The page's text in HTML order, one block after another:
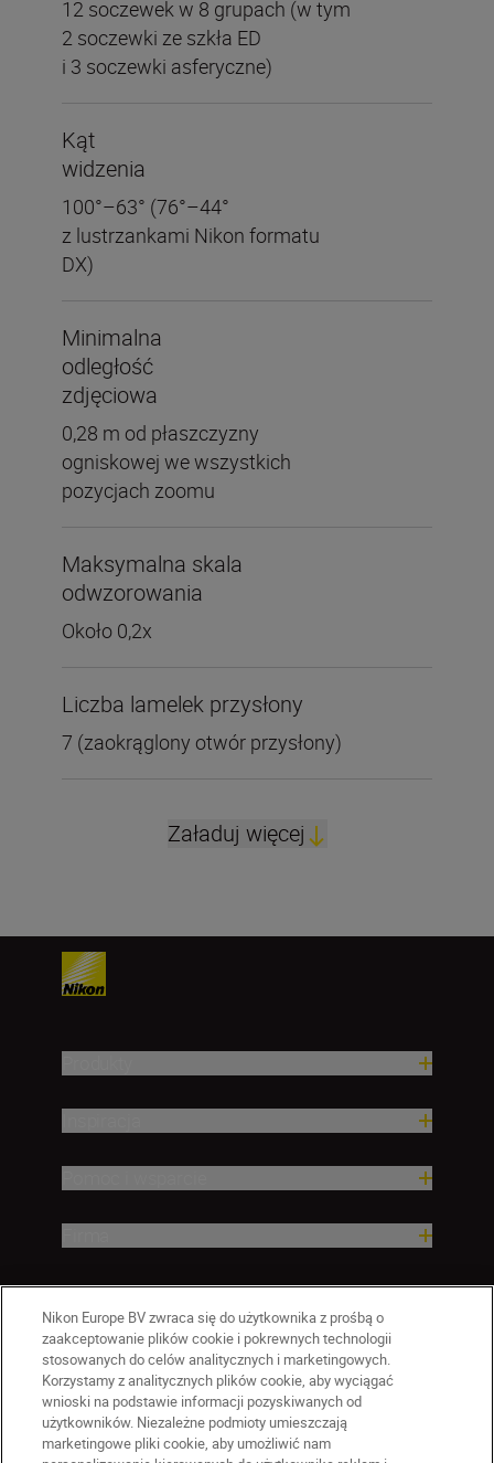
12 soczewek w 8 grupach (w tym
2 soczewki ze szkła ED
i 3 soczewki asferyczne)
Kąt
widzenia
100°–63° (76°–44°
z lustrzankami Nikon formatu
DX)
Minimalna
odległość
zdjęciowa
0,28 m od płaszczyzny
ogniskowej we wszystkich
pozycjach zoomu
Maksymalna skala
odwzorowania
Około 0,2x
Liczba lamelek przysłony
7 (zaokrąglony otwór przysłony)
Załaduj więcej
Nikon Europe BV zwraca się do użytkownika z prośbą o
zaakceptowanie plików cookie i pokrewnych technologii
stosowanych do celów analitycznych i marketingowych.
Korzystamy z analitycznych plików cookie, aby wyciągać
wnioski na podstawie informacji pozyskiwanych od
użytkowników. Niezależne podmioty umieszczają
marketingowe pliki cookie, aby umożliwić nam